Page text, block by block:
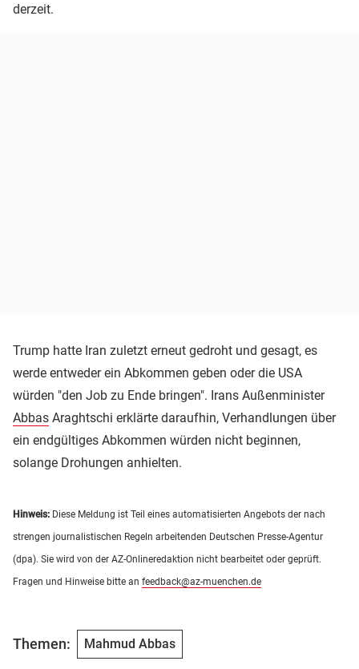
derzeit.
Trump hatte Iran zuletzt erneut gedroht und gesagt, es
werde entweder ein Abkommen geben oder die USA
würden "den Job zu Ende bringen". Irans Außenminister
Abbas Araghtschi erklärte daraufhin, Verhandlungen über
ein endgültiges Abkommen würden nicht beginnen,
solange Drohungen anhielten.
Hinweis: Diese Meldung ist Teil eines automatisierten Angebots der nach
strengen journalistischen Regeln arbeitenden Deutschen Presse-Agentur
(dpa). Sie wird von der AZ-Onlineredaktion nicht bearbeitet oder geprüft.
Fragen und Hinweise bitte an feedback@az-muenchen.de
Themen: Mahmud Abbas